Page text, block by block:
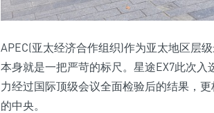
APEC(亚太经济合作组织)作为亚太地区层
本身就是一把严苛的标尺。星途EX7此次
力经过国际顶级会议全面检验后的结果，
的中央。